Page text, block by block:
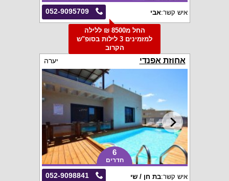
052-9095709 איש קשר:אבי
החל מ8500 ₪ ללילה
למזמינים 3 לילות בסופ"ש
הקרוב
אחוזת אפנדי יערה
6
חדרים
052-9098841 איש קשר:בת חן / שי